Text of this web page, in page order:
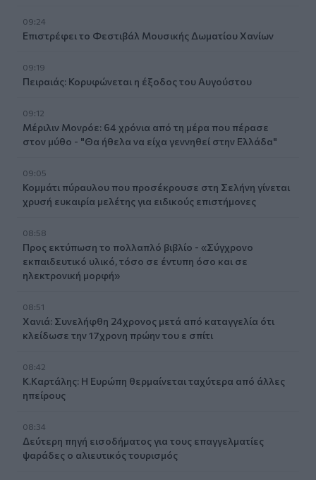
09:24
Επιστρέφει το Φεστιβάλ Μουσικής Δωματίου Χανίων
09:19
Πειραιάς: Κορυφώνεται η έξοδος του Αυγούστου
09:12
Μέριλιν Μονρόε: 64 χρόνια από τη μέρα που πέρασε
στον μύθο - "Θα ήθελα να είχα γεννηθεί στην Ελλάδα"
09:05
Κομμάτι πύραυλου που προσέκρουσε στη Σελήνη γίνεται
χρυσή ευκαιρία μελέτης για ειδικούς επιστήμονες
08:58
Προς εκτύπωση το πολλαπλό βιβλίο - «Σύγχρονο
εκπαιδευτικό υλικό, τόσο σε έντυπη όσο και σε
ηλεκτρονική μορφή»
08:51
Χανιά: Συνελήφθη 24χρονος μετά από καταγγελία ότι
κλείδωσε την 17χρονη πρώην του ε σπίτι
08:42
Κ.Καρτάλης: Η Ευρώπη θερμαίνεται ταχύτερα από άλλες
ηπείρους
08:34
Δεύτερη πηγή εισοδήματος για τους επαγγελματίες
ψαράδες ο αλιευτικός τουρισμός